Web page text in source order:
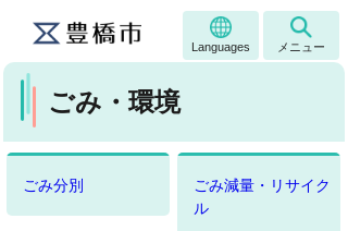
Languages メニュー
ごみ・環境
ごみ分別
ごみ減量・リサイク
ル